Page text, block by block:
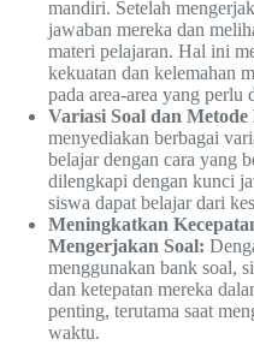
mandiri. Setelah
jawaban mereka dan
materi pelajaran. Hal ini
kekuatan dan kelemahan
pada area-area yang perlu
Variasi Soal dan
menyediakan berbagai
belajar dengan cara yang
dilengkapi dengan kunci
siswa dapat belajar dari
Meningkatkan
Mengerjakan Soal:
menggunakan bank soal,
dan ketepatan mereka
penting, terutama saat
waktu.